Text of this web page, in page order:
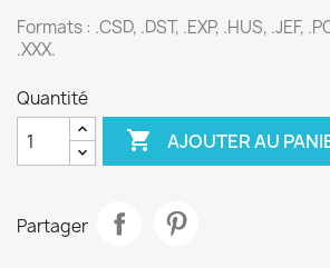
Formats : .CSD, .DST, .EXP, .HUS, .JEF,
.XXX.
Quantité
 AJOUTER AU
Partager